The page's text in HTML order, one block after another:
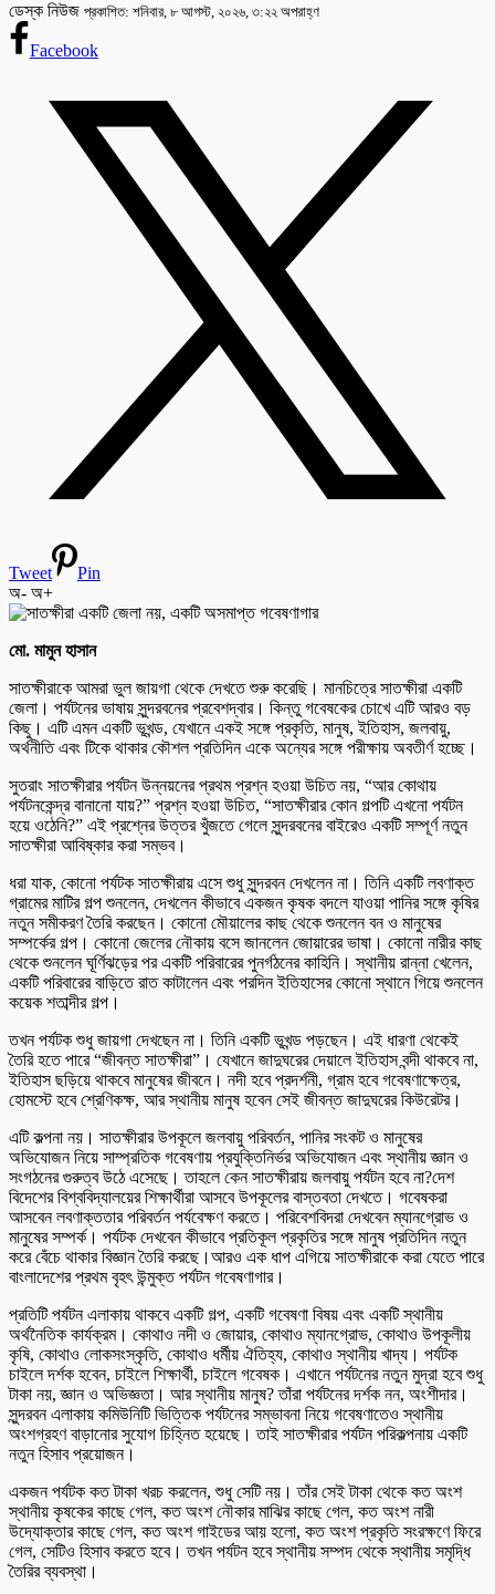
ডেস্ক নিউজ প্রকাশিত: শনিবার, ৮ আগস্ট, ২০২৬, ৩:২২ অপরাহ্ণ
Facebook
Tweet
Pin
অ- অ+
মো. মামুন হাসান
সাতক্ষীরাকে আমরা ভুল জায়গা থেকে দেখতে শুরু করেছি। মানচিত্রে সাতক্ষীরা একটি
জেলা। পর্যটনের ভাষায় সুন্দরবনের প্রবেশদ্বার। কিন্তু গবেষকের চোখে এটি আরও বড়
কিছু। এটি এমন একটি ভূখন্ড, যেখানে একই সঙ্গে প্রকৃতি, মানুষ, ইতিহাস, জলবায়ু,
অর্থনীতি এবং টিকে থাকার কৌশল প্রতিদিন একে অন্যের সঙ্গে পরীক্ষায় অবতীর্ণ হচ্ছে।
সুতরাং সাতক্ষীরার পর্যটন উন্নয়নের প্রথম প্রশ্ন হওয়া উচিত নয়, “আর কোথায়
পর্যটনকেন্দ্র বানানো যায়?” প্রশ্ন হওয়া উচিত, “সাতক্ষীরার কোন গল্পটি এখনো পর্যটন
হয়ে ওঠেনি?” এই প্রশ্নের উত্তর খুঁজতে গেলে সুন্দরবনের বাইরেও একটি সম্পূর্ণ নতুন
সাতক্ষীরা আবিষ্কার করা সম্ভব।
ধরা যাক, কোনো পর্যটক সাতক্ষীরায় এসে শুধু সুন্দরবন দেখলেন না। তিনি একটি লবণাক্ত
গ্রামের মাটির গল্প শুনলেন, দেখলেন কীভাবে একজন কৃষক বদলে যাওয়া পানির সঙ্গে কৃষির
নতুন সমীকরণ তৈরি করছেন। কোনো মৌয়ালের কাছ থেকে শুনলেন বন ও মানুষের
সম্পর্কের গল্প। কোনো জেলের নৌকায় বসে জানলেন জোয়ারের ভাষা। কোনো নারীর কাছ
থেকে শুনলেন ঘূর্ণিঝড়ের পর একটি পরিবারের পুনর্গঠনের কাহিনি। স্থানীয় রান্না খেলেন,
একটি পরিবারের বাড়িতে রাত কাটালেন এবং পরদিন ইতিহাসের কোনো স্থানে গিয়ে শুনলেন
কয়েক শতাব্দীর গল্প।
তখন পর্যটক শুধু জায়গা দেখছেন না। তিনি একটি ভূখন্ড পড়ছেন। এই ধারণা থেকেই
তৈরি হতে পারে “জীবন্ত সাতক্ষীরা”। যেখানে জাদুঘরের দেয়ালে ইতিহাস বন্দী থাকবে না,
ইতিহাস ছড়িয়ে থাকবে মানুষের জীবনে। নদী হবে প্রদর্শনী, গ্রাম হবে গবেষণাক্ষেত্র,
হোমস্টে হবে শ্রেণিকক্ষ, আর স্থানীয় মানুষ হবেন সেই জীবন্ত জাদুঘরের কিউরেটর।
এটি কল্পনা নয়। সাতক্ষীরার উপকূলে জলবায়ু পরিবর্তন, পানির সংকট ও মানুষের
অভিযোজন নিয়ে সাম্প্রতিক গবেষণায় প্রযুক্তিনির্ভর অভিযোজন এবং স্থানীয় জ্ঞান ও
সংগঠনের গুরুত্ব উঠে এসেছে। তাহলে কেন সাতক্ষীরায় জলবায়ু পর্যটন হবে না?দেশ
বিদেশের বিশ্ববিদ্যালয়ের শিক্ষার্থীরা আসবে উপকূলের বাস্তবতা দেখতে। গবেষকরা
আসবেন লবণাক্ততার পরিবর্তন পর্যবেক্ষণ করতে। পরিবেশবিদরা দেখবেন ম্যানগ্রোভ ও
মানুষের সম্পর্ক। পর্যটক দেখবেন কীভাবে প্রতিকূল প্রকৃতির সঙ্গে মানুষ প্রতিদিন নতুন
করে বেঁচে থাকার বিজ্ঞান তৈরি করছে।আরও এক ধাপ এগিয়ে সাতক্ষীরাকে করা যেতে পারে
বাংলাদেশের প্রথম বৃহৎ উন্মুক্ত পর্যটন গবেষণাগার।
প্রতিটি পর্যটন এলাকায় থাকবে একটি গল্প, একটি গবেষণা বিষয় এবং একটি স্থানীয়
অর্থনৈতিক কার্যক্রম। কোথাও নদী ও জোয়ার, কোথাও ম্যানগ্রোভ, কোথাও উপকূলীয়
কৃষি, কোথাও লোকসংস্কৃতি, কোথাও ধর্মীয় ঐতিহ্য, কোথাও স্থানীয় খাদ্য। পর্যটক
চাইলে দর্শক হবেন, চাইলে শিক্ষার্থী, চাইলে গবেষক। এখানে পর্যটনের নতুন মুদ্রা হবে শুধু
টাকা নয়, জ্ঞান ও অভিজ্ঞতা। আর স্থানীয় মানুষ? তাঁরা পর্যটনের দর্শক নন, অংশীদার।
সুন্দরবন এলাকায় কমিউনিটি ভিত্তিক পর্যটনের সম্ভাবনা নিয়ে গবেষণাতেও স্থানীয়
অংশগ্রহণ বাড়ানোর সুযোগ চিহ্নিত হয়েছে। তাই সাতক্ষীরার পর্যটন পরিকল্পনায় একটি
নতুন হিসাব প্রয়োজন।
একজন পর্যটক কত টাকা খরচ করলেন, শুধু সেটি নয়। তাঁর সেই টাকা থেকে কত অংশ
স্থানীয় কৃষকের কাছে গেল, কত অংশ নৌকার মাঝির কাছে গেল, কত অংশ নারী
উদ্যোক্তার কাছে গেল, কত অংশ গাইডের আয় হলো, কত অংশ প্রকৃতি সংরক্ষণে ফিরে
গেল, সেটিও হিসাব করতে হবে। তখন পর্যটন হবে স্থানীয় সম্পদ থেকে স্থানীয় সমৃদ্ধি
তৈরির ব্যবস্থা।